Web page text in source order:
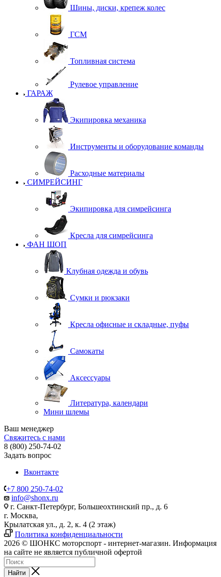
Шины, диски, крепеж колес
ГСМ
Топливная система
Рулевое управление
ГАРАЖ
Экипировка механика
Инструменты и оборудование команды
Расходные материалы
СИМРЕЙСИНГ
Экипировка для симрейсинга
Кресла для симрейсинга
ФАН ШОП
Клубная одежда и обувь
Сумки и рюкзаки
Кресла офисные и складные, пуфы
Самокаты
Аксессуары
Литература, календари
Мини шлемы
Ваш менеджер
Свяжитесь с нами
8 (800) 250-74-02
Задать вопрос
Вконтакте
+7 800 250-74-02
info@shonx.ru
г. Санкт-Петербург, Большеохтинский пр., д. 6
г. Москва,
Крылатская ул., д. 2, к. 4 (2 этаж)
Политика конфиденциальности
2026 © ШОНКС моторспорт - интернет-магазин. Информация
на сайте не является публичной офертой
Найти